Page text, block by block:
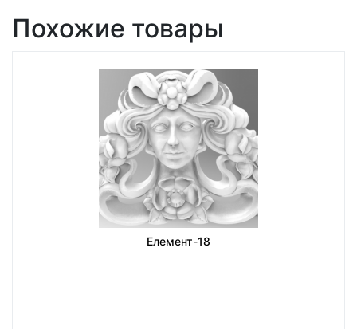
Похожие товары
Елемент-18